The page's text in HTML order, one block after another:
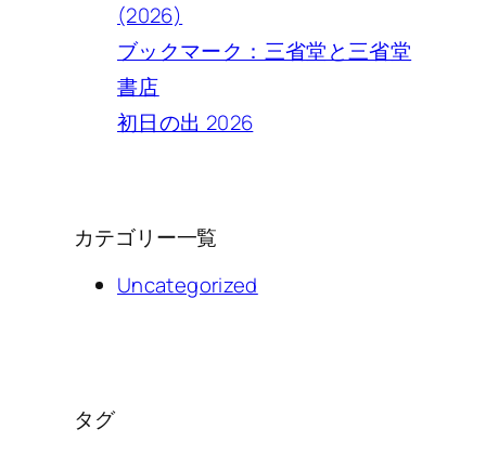
(2026)
ブックマーク：三省堂と三省堂
書店
初日の出 2026
カテゴリー一覧
Uncategorized
タグ